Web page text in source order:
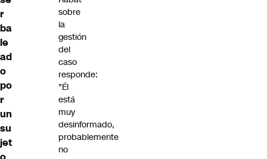
r
ba
le
ad
o
po
r
un
su
jet
sobre
la
gestión
del
caso
responde:
"Él
está
muy
desinformado,
probablemente
no